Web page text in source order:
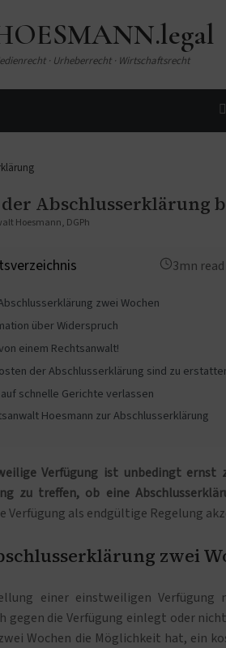
· Urheberrecht · Wirtschaftsrecht
Abschlusserklärung
Hoesmann, DGPh
3mn read
zwei Wochen
über Widerspruch
einem Rechtsanwalt!
der Abschlusserklärung sind zu
schnelle Gerichte verlassen
Hoesmann zur Abschlusserklärung
Verfügung ist unbedingt ernst
zu treffen, ob eine
Verfügung als endgültige Regelung
zwei
einer einstweiligen Verfügung
gegen die Verfügung einlegt oder
Wochen die Möglichkeit hat, ein